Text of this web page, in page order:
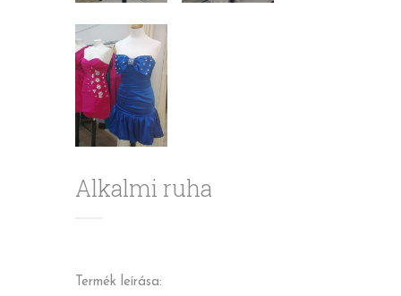
Alkalmi ruha
Termék leírása: